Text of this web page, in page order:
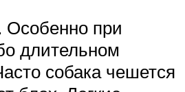
при
длительном
собака чешется